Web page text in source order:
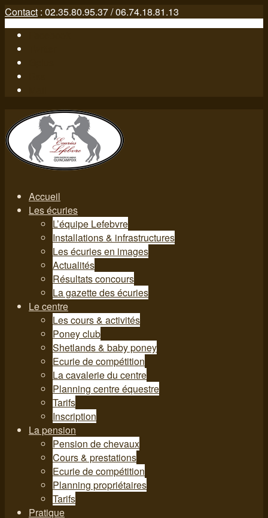
Contact : 02.35.80.95.37 / 06.74.18.81.13
Accueil
Les écuries
L’équipe Lefebvre
Installations & infrastructures
Les écuries en images
Actualités
Résultats concours
La gazette des écuries
Le centre
Les cours & activités
Poney club
Shetlands & baby poney
Ecurie de compétition
La cavalerie du centre
Planning centre équestre
Tarifs
Inscription
La pension
Pension de chevaux
Cours & prestations
Ecurie de compétition
Planning propriétaires
Tarifs
Pratique